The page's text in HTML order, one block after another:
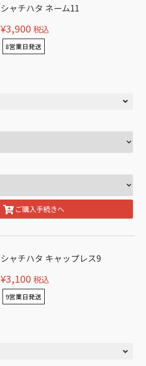
シャチハタ ネーム11
¥3,900 税込
8営業日発送
ご購入手続きへ
シャチハタ キャップレス9
¥3,100 税込
9営業日発送